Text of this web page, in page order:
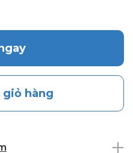
giỏ hàng